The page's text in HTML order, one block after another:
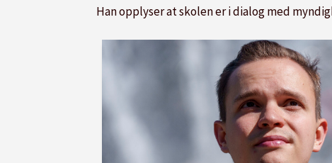
Han opplyser at skolen er i dialog med